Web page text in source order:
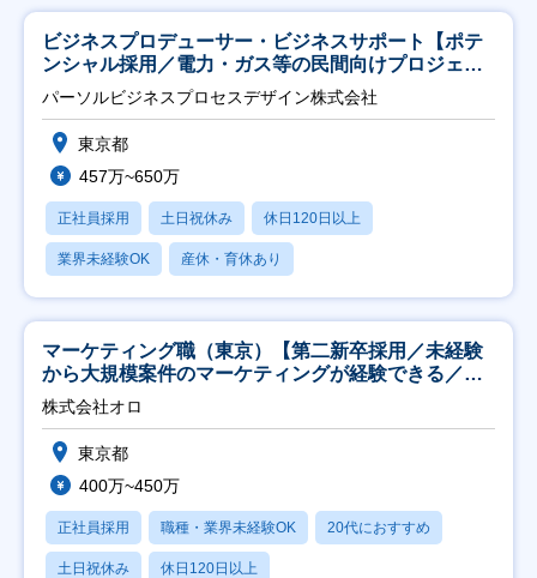
ビジネスプロデューサー・ビジネスサポート【ポテ
ンシャル採用／電力・ガス等の民間向けプロジェク
ト推進】
パーソルビジネスプロセスデザイン株式会社
東京都
457万~650万
正社員採用 土日祝休み 休日120日以上
業界未経験OK 産休・育休あり
マーケティング職（東京）【第二新卒採用／未経験
から大規模案件のマーケティングが経験できる／研
修充実】
株式会社オロ
東京都
400万~450万
正社員採用 職種・業界未経験OK 20代におすすめ
土日祝休み 休日120日以上